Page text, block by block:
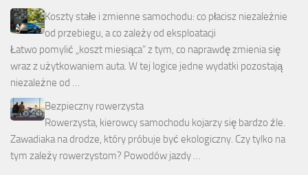
Koszty stałe i zmienne samochodu: co płacisz niezależnie
od przebiegu, a co zależy od eksploatacji
Łatwo pomylić „koszt miesiąca” z tym, co naprawdę zmienia się
wraz z użytkowaniem auta. W tej logice jedne wydatki pozostają
niezależne od …
Bezpieczny rowerzysta
Rowerzysta, kierowcy samochodu kojarzy się bardzo źle.
Zawadiaka na drodze, który próbuje być ekologiczny. Czy tylko na
tym zależy rowerzystom? Powodów jazdy …